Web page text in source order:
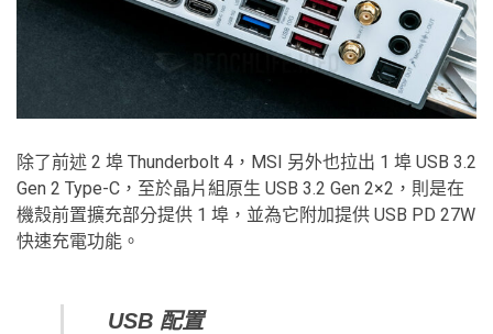
除了前述 2 埠 Thunderbolt 4，MSI 另外也拉出 1 埠 USB 3.2
Gen 2 Type-C，至於晶片組原生 USB 3.2 Gen 2×2，則是在
機殼前置擴充部分提供 1 埠，並為它附加提供 USB PD 27W
快速充電功能。
USB 配置